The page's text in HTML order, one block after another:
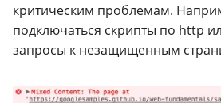
критическим проблемам.
подключаться скрипты по http
запросы к незащищенным